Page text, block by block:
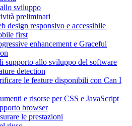
sviluppo
preliminari
design responsivo e accessibile
first
enhancement e Graceful
supporto allo sviluppo del software
detection
le feature disponibili con Can I
e risorse per CSS e JavaScript
browser
le prestazioni